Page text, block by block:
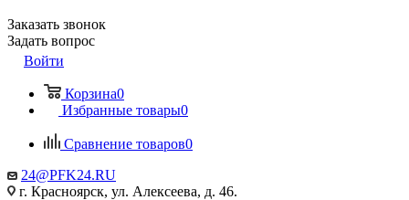
Заказать звонок
Задать вопрос
Войти
Корзина0
Избранные товары0
Сравнение товаров0
24@PFK24.RU
г. Красноярск, ул. Алексеева, д. 46.